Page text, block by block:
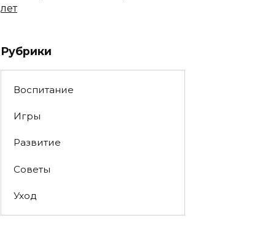
лет
Рубрики
Воспитание
Игры
Развитие
Советы
Уход